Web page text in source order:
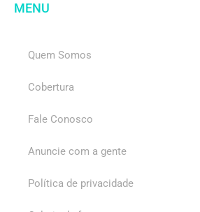
MENU
Quem Somos
Cobertura
Fale Conosco
Anuncie com a gente
Política de privacidade